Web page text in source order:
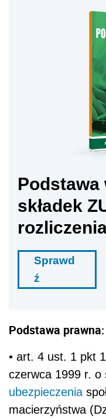
Podstawa
składek
Sprawd
ź
Podstawa prawna:
• art. 4 ust. 1 pkt
czerwca 1999 r. o
ubezpieczenia
macierzyństwa